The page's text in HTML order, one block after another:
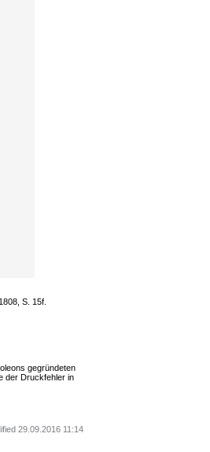
S. 15f.
gegründeten
der Druckfehler in
29.09.2016 11:14